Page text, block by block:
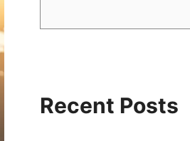
Recent Posts